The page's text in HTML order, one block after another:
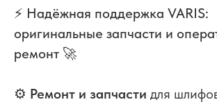
⚡️ Надёжная поддержка VARIS:
оригинальные запчасти и
ремонт 🚀
⚙️ Ремонт и запчасти для